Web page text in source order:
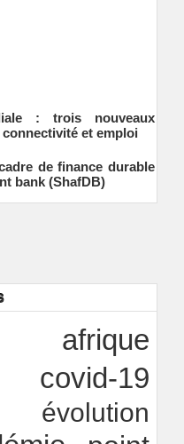
: trois nouveaux
et emploi
de finance durable
bank (ShafDB)
transition et
afrique
covid-19
évolution